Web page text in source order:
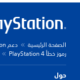
الصفحة الرئيسية دعم PlayStation
رموز خطأ PlayStation 4
حول